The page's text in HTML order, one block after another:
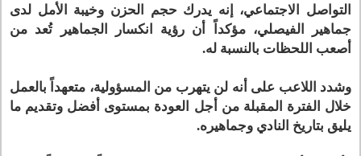
التواصل الاجتماعي، إنه يدرك حجم الحزن وخيبة الأمل لدى
جماهير الفيصلي، مؤكداً أن رؤية انكسار الجماهير تُعد من
أصعب اللحظات بالنسبة له.
وشدد اللاعب على أنه لن يتهرب من المسؤولية، متعهداً بالعمل
خلال الفترة المقبلة من أجل العودة بمستوى أفضل وتقديم ما
يليق بتاريخ النادي وجماهيره.